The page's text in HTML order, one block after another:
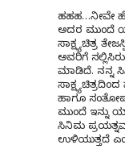
ಹಹಹ…ನೀವೇ
ಅದರ ಮುಂದೆ
ಸಾಕ್ಷ್ಯಚಿತ್ರ
ಅವರಿಗೆ
ಮಾಡಿದೆ. ನನ್ನ
ಹಾಗೂ
ಮುಂದೆ ಇನ್ನು
ಸಿನಿಮ
ಉಳಿಯುತ್ತದೆ